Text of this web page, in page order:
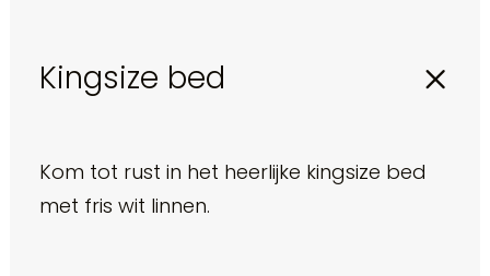
Kingsize bed
Kom tot rust in het heerlijke kingsize bed
met fris wit linnen.